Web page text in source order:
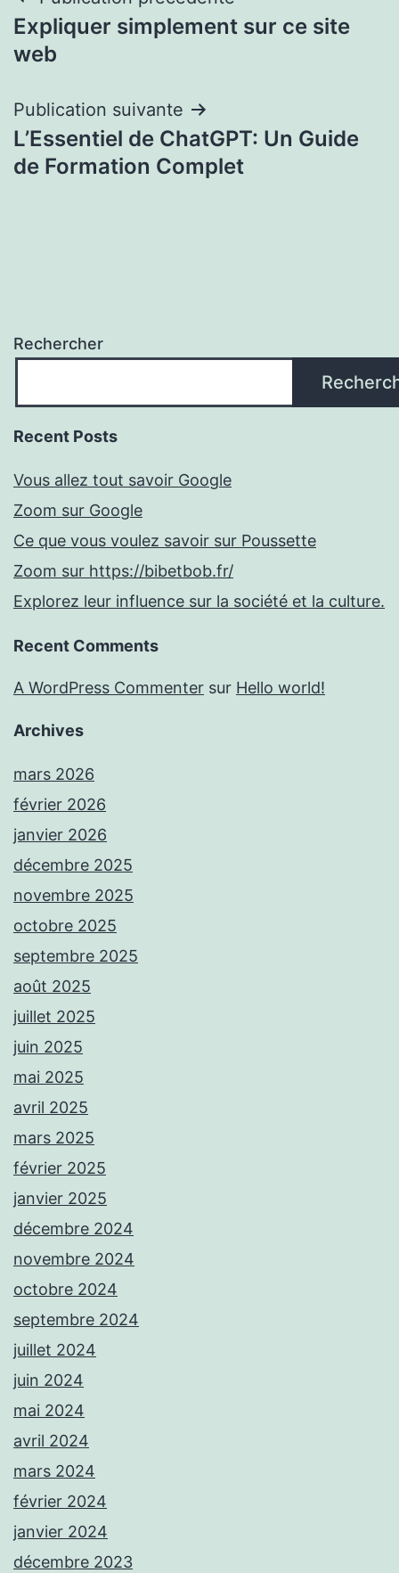
de
Expliquer simplement sur ce site
web
Publication suivante
L’Essentiel de ChatGPT: Un Guide
de Formation Complet
Rechercher
Recent Posts
Vous allez tout savoir Google
Zoom sur Google
Ce que vous voulez savoir sur Poussette
Zoom sur https://bibetbob.fr/
Explorez leur influence sur la société et la culture.
Recent Comments
A WordPress Commenter sur Hello world!
Archives
mars 2026
février 2026
janvier 2026
décembre 2025
novembre 2025
octobre 2025
septembre 2025
août 2025
juillet 2025
juin 2025
mai 2025
avril 2025
mars 2025
février 2025
janvier 2025
décembre 2024
novembre 2024
octobre 2024
septembre 2024
juillet 2024
juin 2024
mai 2024
avril 2024
mars 2024
février 2024
janvier 2024
décembre 2023